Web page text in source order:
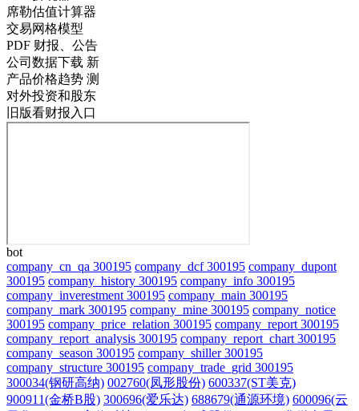
席勒估值计算器
交易网格模型
PDF 财报、公告
公司数据下载 新
产品价格趋势 测
对外投资和股东
旧版看财报入口
bot
company_cn_qa 300195 company_dcf 300195 company_dupont
300195 company_history 300195 company_info 300195
company_inverestment 300195 company_main 300195
company_mark 300195 company_mine 300195 company_notice
300195 company_price_relation 300195 company_report 300195
company_report_analysis 300195 company_report_chart 300195
company_season 300195 company_shiller 300195
company_structure 300195 company_trade_grid 300195
300034(钢研高纳) 002760(凤形股份) 600337(ST美克)
900911(金桥B股) 300696(爱乐达) 688679(通源环境) 600096(云